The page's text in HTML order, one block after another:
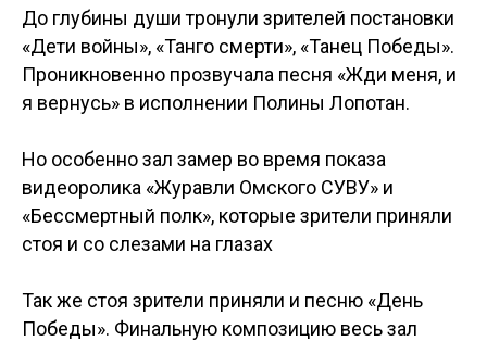
До глубины души тронули зрителей постановки
«Дети войны», «Танго смерти», «Танец Победы».
Проникновенно прозвучала песня «Жди меня, и
я вернусь» в исполнении Полины Лопотан.
Но особенно зал замер во время показа
видеоролика «Журавли Омского СУВУ» и
«Бессмертный полк», которые зрители приняли
стоя и со слезами на глазах
Так же стоя зрители приняли и песню «День
Победы». Финальную композицию весь зал